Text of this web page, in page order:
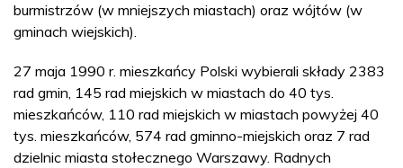
burmistrzów (w mniejszych miastach) oraz wójtów (w
gminach wiejskich).
27 maja 1990 r. mieszkańcy Polski wybierali składy 2383
rad gmin, 145 rad miejskich w miastach do 40 tys.
mieszkańców, 110 rad miejskich w miastach powyżej 40
tys. mieszkańców, 574 rad gminno-miejskich oraz 7 rad
dzielnic miasta stołecznego Warszawy. Radnych